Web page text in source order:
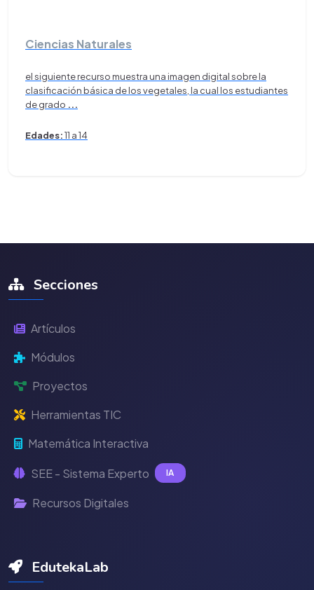
Ciencias Naturales
el siguiente recurso muestra una imagen digital sobre la
clasificación básica de los vegetales, la cual los estudiantes
de grado ...
Edades:11 a 14
Secciones
Artículos
Módulos
Proyectos
Herramientas TIC
Matemática Interactiva
SEE - Sistema Experto IA
Recursos Digitales
EdutekaLab